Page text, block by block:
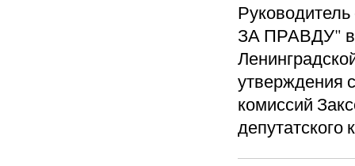
ЗА ПРАВДУ" в
утверждения
комиссий
депутатского